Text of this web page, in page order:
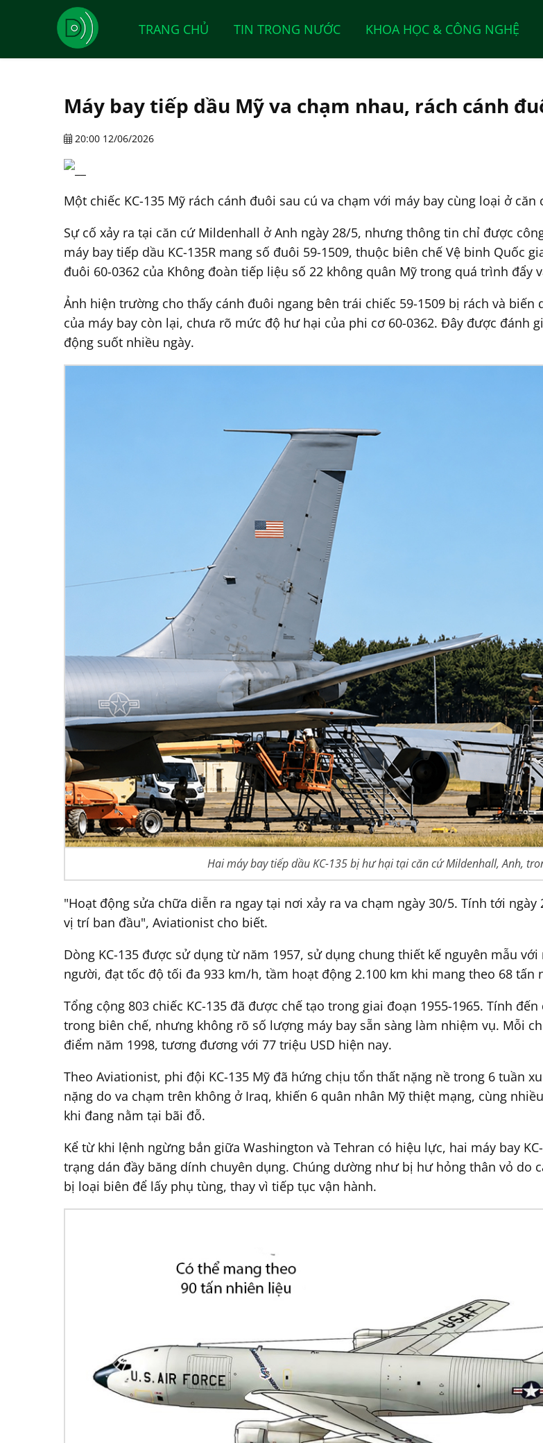
TRANG CHỦ TIN TRONG NƯỚC KHOA HỌC & CÔNG NGHỆ
Máy bay tiếp dầu Mỹ va chạm nhau, rách cánh
20:00 12/06/2026
Một chiếc KC-135 Mỹ rách cánh đuôi sau cú va chạm với máy bay cùng loại ở
Sự cố xảy ra tại căn cứ Mildenhall ở Anh ngày 28/5, nhưng thông tin chỉ được
máy bay tiếp dầu KC-135R mang số đuôi 59-1509, thuộc biên chế Vệ binh Quốc
đuôi 60-0362 của Không đoàn tiếp liệu số 22 không quân Mỹ trong quá trình đẩy
Ảnh hiện trường cho thấy cánh đuôi ngang bên trái chiếc 59-1509 bị rách và
của máy bay còn lại, chưa rõ mức độ hư hại của phi cơ 60-0362. Đây được đánh
động suốt nhiều ngày.
Hai máy bay tiếp dầu KC-135 bị hư hại tại căn cứ Mildenhall, Anh,
"Hoạt động sửa chữa diễn ra ngay tại nơi xảy ra va chạm ngày 30/5. Tính tới
vị trí ban đầu", Aviationist cho biết.
Dòng KC-135 được sử dụng từ năm 1957, sử dụng chung thiết kế nguyên mẫu
người, đạt tốc độ tối đa 933 km/h, tầm hoạt động 2.100 km khi mang theo 68 tấn
Tổng cộng 803 chiếc KC-135 đã được chế tạo trong giai đoạn 1955-1965. Tính
trong biên chế, nhưng không rõ số lượng máy bay sẵn sàng làm nhiệm vụ. Mỗi
điểm năm 1998, tương đương với 77 triệu USD hiện nay.
Theo Aviationist, phi đội KC-135 Mỹ đã hứng chịu tổn thất nặng nề trong 6 tuần
nặng do va chạm trên không ở Iraq, khiến 6 quân nhân Mỹ thiệt mạng, cùng
khi đang nằm tại bãi đỗ.
Kể từ khi lệnh ngừng bắn giữa Washington và Tehran có hiệu lực, hai máy bay
trạng dán đầy băng dính chuyên dụng. Chúng dường như bị hư hỏng thân vỏ do
bị loại biên để lấy phụ tùng, thay vì tiếp tục vận hành.